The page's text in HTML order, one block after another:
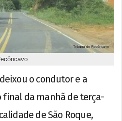
o condutor e a
final da manhã de terça-
de São Roque,